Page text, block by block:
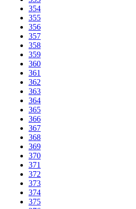
354
355
356
357
358
359
360
361
362
363
364
365
366
367
368
369
370
371
372
373
374
375